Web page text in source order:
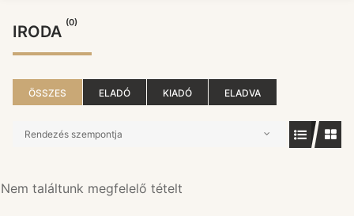
IRODA (0)
ÖSSZES ELADÓ KIADÓ ELADVA
Rendezés szempontja
Nem találtunk megfelelő tételt